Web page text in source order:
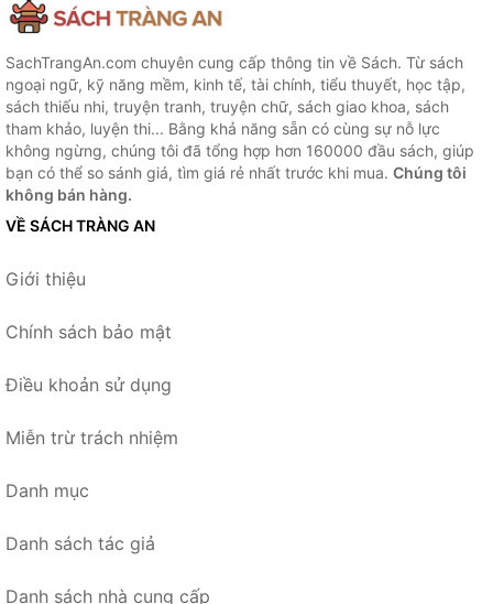
SachTrangAn.com chuyên cung cấp thông tin về Sách. Từ sách
ngoại ngữ, kỹ năng mềm, kinh tế, tài chính, tiểu thuyết, học tập,
sách thiếu nhi, truyện tranh, truyện chữ, sách giao khoa, sách
tham khảo, luyện thi... Bằng khả năng sẵn có cùng sự nỗ lực
không ngừng, chúng tôi đã tổng hợp hơn 160000 đầu sách, giúp
bạn có thể so sánh giá, tìm giá rẻ nhất trước khi mua. Chúng tôi
không bán hàng.
VỀ SÁCH TRÀNG AN
Giới thiệu
Chính sách bảo mật
Điều khoản sử dụng
Miễn trừ trách nhiệm
Danh mục
Danh sách tác giả
Danh sách nhà cung cấp